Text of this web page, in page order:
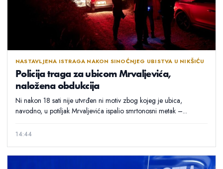
NASTAVLJENA ISTRAGA NAKON SINOĆNJEG UBISTVA U NIKŠIĆU
Policija traga za ubicom Mrvaljevića,
naložena obdukcija
Ni nakon 18 sati nije utvrđen ni motiv zbog kojeg je ubica,
navodno, u potiljak Mrvaljevića ispalio smrtonosni metak –...
14:44